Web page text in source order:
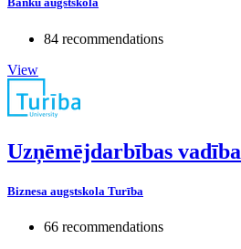
84 recommendations
View
Uzņēmējdarbības vadība
Biznesa augstskola Turība
66 recommendations